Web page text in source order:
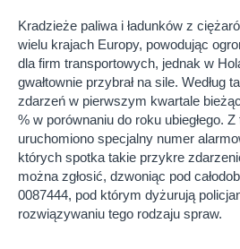
Kradzieże paliwa i ładunków z
wielu krajach Europy, powodując
dla firm transportowych, jednak w
gwałtownie przybrał na sile. Według
zdarzeń w pierwszym kwartale
% w porównaniu do roku ubiegłego.
uruchomiono specjalny numer
których spotka takie przykre
można zgłosić, dzwoniąc pod
0087444, pod którym dyżurują
rozwiązywaniu tego rodzaju spraw.